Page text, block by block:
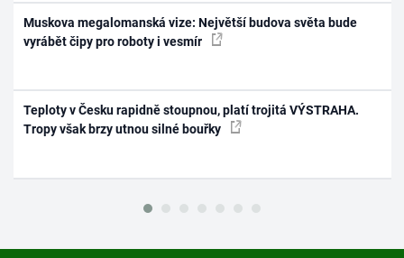
Muskova megalomanská vize: Největší budova světa bude
vyrábět čipy pro roboty i vesmír
Teploty v Česku rapidně stoupnou, platí trojitá VÝSTRAHA.
Tropy však brzy utnou silné bouřky